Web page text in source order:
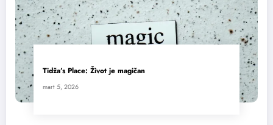
Tidža’s Place: Život je magičan
mart 5, 2026